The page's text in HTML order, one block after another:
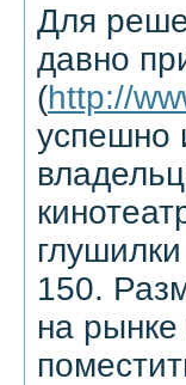
Для
давно
(http://
успешно
150.
на